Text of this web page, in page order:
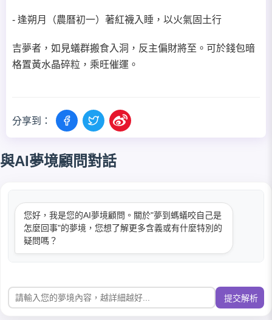
- 逢朔月（農曆初一）著紅襪入睡，以火氣固土行
吉夢者，如見蟻群搬食入洞，反主偏財將至。可於錢包暗
格置黃水晶碎粒，乘旺催運。
分享到：
與AI夢境顧問對話
您好，我是您的AI夢境顧問。關於"夢到螞蟻咬自己是
怎麼回事"的夢境，您想了解更多含義或有什麼特別的
疑問嗎？
提交解析